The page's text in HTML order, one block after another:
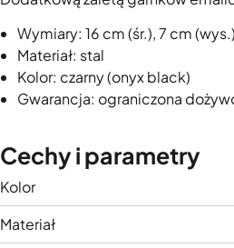
Wymiary: 16 cm (śr.), 7 cm (wys.)
Materiał: stal
Kolor: czarny (onyx black)
Gwarancja: ograniczona
Cechy i parametry
Kolor
Materiał